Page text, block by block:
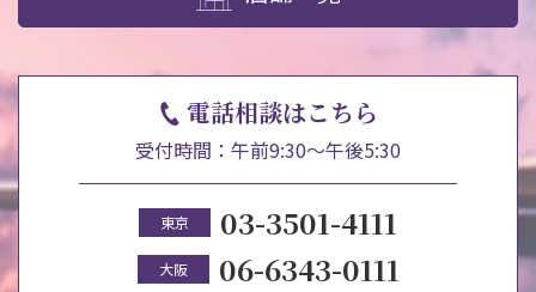
電話相談はこちら
受付時間：午前9:30～午後5:30
東京 03-3501-4111
大阪 06-6343-0111